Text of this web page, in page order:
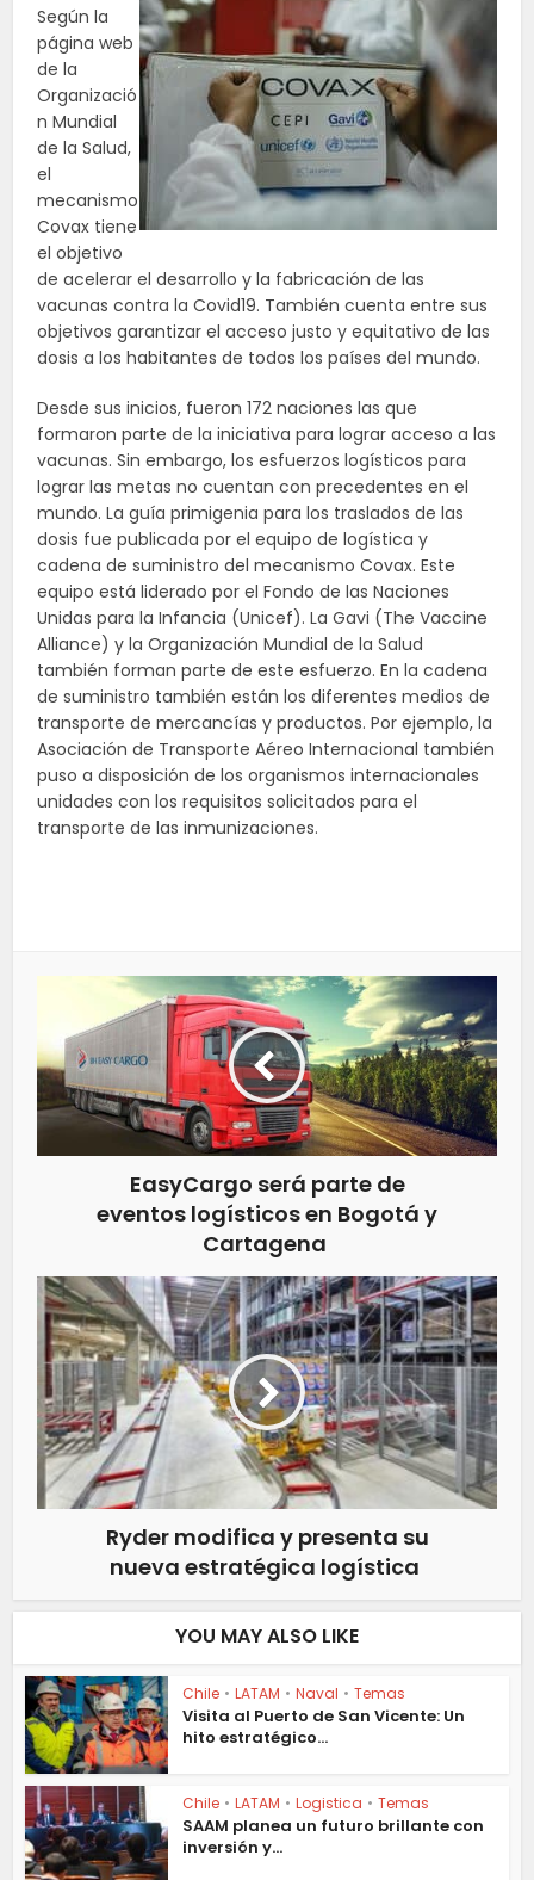
Según la
página web
de la
Organizació
n Mundial
de la Salud,
el
mecanismo
Covax tiene
el objetivo
de acelerar el desarrollo y la fabricación de las
vacunas contra la Covid19. También cuenta entre sus
objetivos garantizar el acceso justo y equitativo de las
dosis a los habitantes de todos los países del mundo.
Desde sus inicios, fueron 172 naciones las que
formaron parte de la iniciativa para lograr acceso a las
vacunas. Sin embargo, los esfuerzos logísticos para
lograr las metas no cuentan con precedentes en el
mundo. La guía primigenia para los traslados de las
dosis fue publicada por el equipo de logística y
cadena de suministro del mecanismo Covax. Este
equipo está liderado por el Fondo de las Naciones
Unidas para la Infancia (Unicef). La Gavi (The Vaccine
Alliance) y la Organización Mundial de la Salud
también forman parte de este esfuerzo. En la cadena
de suministro también están los diferentes medios de
transporte de mercancías y productos. Por ejemplo, la
Asociación de Transporte Aéreo Internacional también
puso a disposición de los organismos internacionales
unidades con los requisitos solicitados para el
transporte de las inmunizaciones.
EasyCargo será parte de
eventos logísticos en Bogotá y
Cartagena
Ryder modifica y presenta su
nueva estratégica logística
YOU MAY ALSO LIKE
Chile • LATAM • Naval • Temas
Visita al Puerto de San Vicente: Un
hito estratégico...
Chile • LATAM • Logistica • Temas
SAAM planea un futuro brillante con
inversión y...